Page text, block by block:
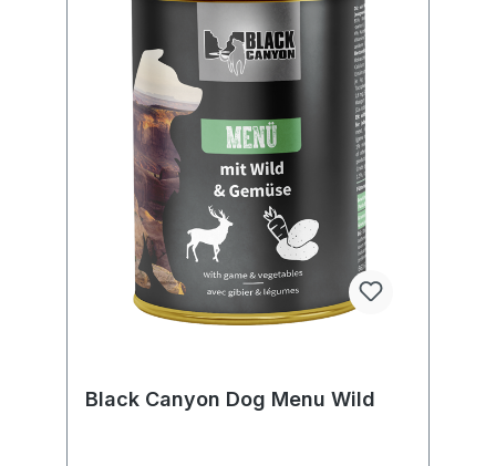
Black Canyon Dog Menu Wild